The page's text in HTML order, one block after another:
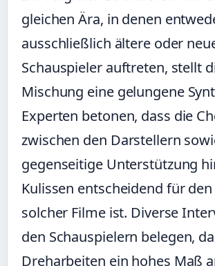
gleichen Ära, in denen
ausschließlich ältere oder
Schauspieler auftreten, stellt
Mischung eine gelungene
Experten betonen, dass die
zwischen den Darstellern
gegenseitige Unterstützung
Kulissen entscheidend für
solcher Filme ist. Diverse
den Schauspielern belegen,
Dreharbeiten ein hohes Maß